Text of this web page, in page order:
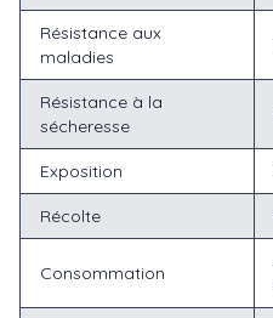
Résistance aux
maladies
Résistance à la
sécheresse
Exposition
Récolte
Consommation